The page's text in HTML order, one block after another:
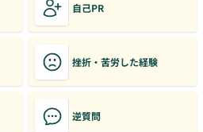
自己PR
挫折・苦労した経験
逆質問